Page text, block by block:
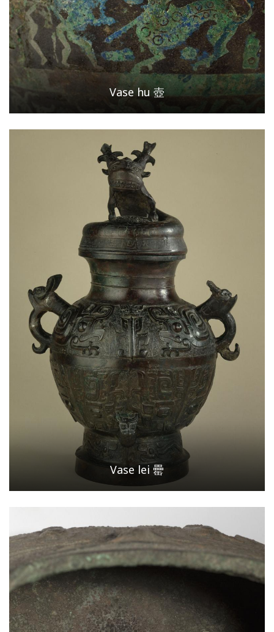
Vase hu 壺
Vase lei 罍